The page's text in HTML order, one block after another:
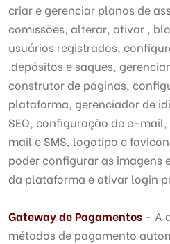
criar e gerenciar planos de
comissões, alterar, ativar ,
usuários registrados,
.depósitos e saques,
construtor de páginas,
plataforma, gerenciador de
SEO, configuração de e-
mail e SMS, logotipo e
poder configurar as imagens
da plataforma e ativar login
Gateway de Pagamentos - A
métodos de pagamento